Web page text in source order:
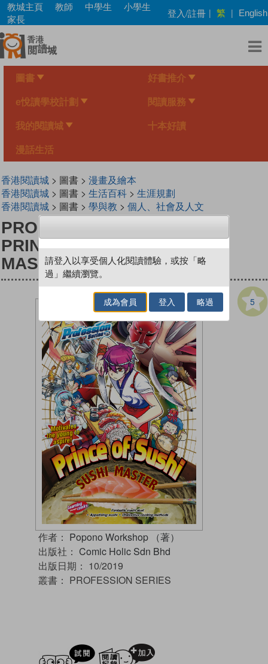
Skip
main
content
教城主頁 教師 中學生
小學生
家長
登入/註冊 | 繁 | English
圖書 好書推介
e悅讀學校計劃 閱讀服務
我的閱讀城 十本好讀
漫話生活
香港閱讀城> 圖書 > 漫畫及繪本
香港閱讀城> 圖書 > 生活百科> 生涯規劃
香港閱讀城> 圖書 > 學與教 > 個人、社會及人文
PROFESSION SERIES (25) ~
PRINCE OF SUSHI《SUSHI
MASTER》
5
作者： Popono Workshop （著）
出版社： Comic Holic Sdn Bhd
出版日期： 10/2019
叢書： PROFESSION SERIES
試閲
請登入以享受個人化閱讀體驗，或按「略
過」繼續瀏覽。
成為會員 登入 略過